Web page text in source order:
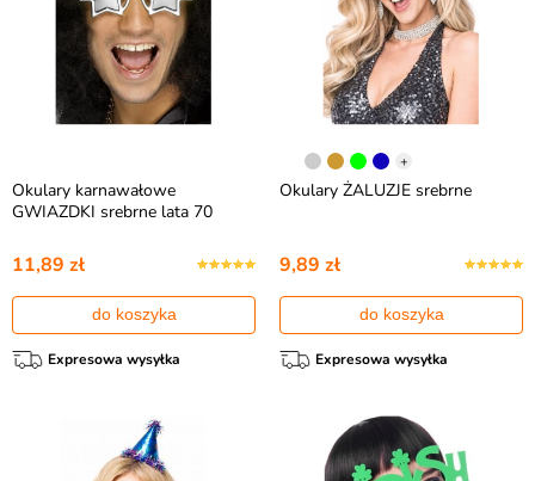
Okulary karnawałowe
GWIAZDKI srebrne lata 70
11,89 zł
do koszyka
Expresowa wysyłka
+
Okulary ŻALUZJE srebrne
9,89 zł
do koszyka
Expresowa wysyłka